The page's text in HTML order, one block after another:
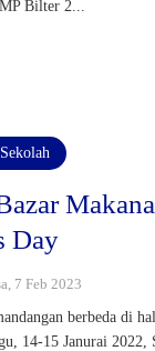
Bilter 2...
Day
7 Feb 2023
berbeda di
14-15 Janurai 2022,